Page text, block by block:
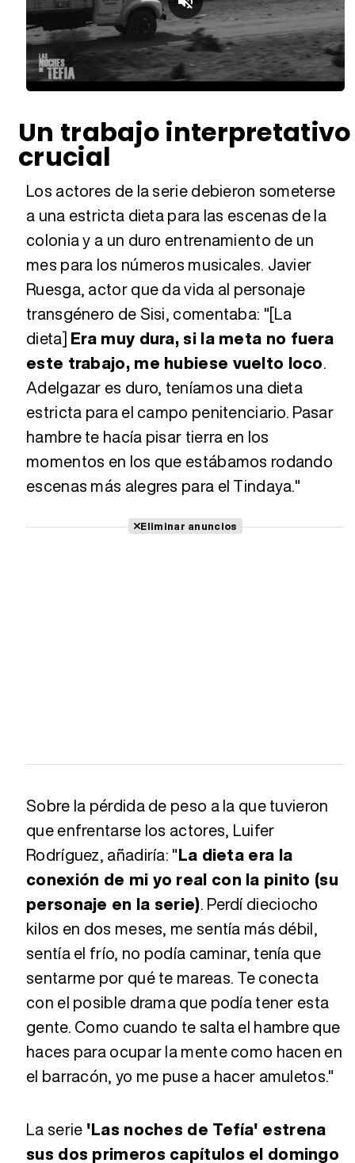
Unmute Loaded:
30.07%
Un trabajo interpretativo
crucial
Los actores de la serie debieron someterse
a una estricta dieta para las escenas de la
colonia y a un duro entrenamiento de un
mes para los números musicales. Javier
Ruesga, actor que da vida al personaje
transgénero de Sisi, comentaba: "[La
dieta] Era muy dura, si la meta no fuera
este trabajo, me hubiese vuelto loco.
Adelgazar es duro, teníamos una dieta
estricta para el campo penitenciario. Pasar
hambre te hacía pisar tierra en los
momentos en los que estábamos rodando
escenas más alegres para el Tindaya."
Eliminar anuncios
Sobre la pérdida de peso a la que tuvieron
que enfrentarse los actores, Luifer
Rodríguez, añadiría: "La dieta era la
conexión de mi yo real con la pinito (su
personaje en la serie). Perdí dieciocho
kilos en dos meses, me sentía más débil,
sentía el frío, no podía caminar, tenía que
sentarme por qué te mareas. Te conecta
con el posible drama que podía tener esta
gente. Como cuando te salta el hambre que
haces para ocupar la mente como hacen en
el barracón, yo me puse a hacer amuletos."
La serie 'Las noches de Tefía' estrena
sus dos primeros capítulos el domingo